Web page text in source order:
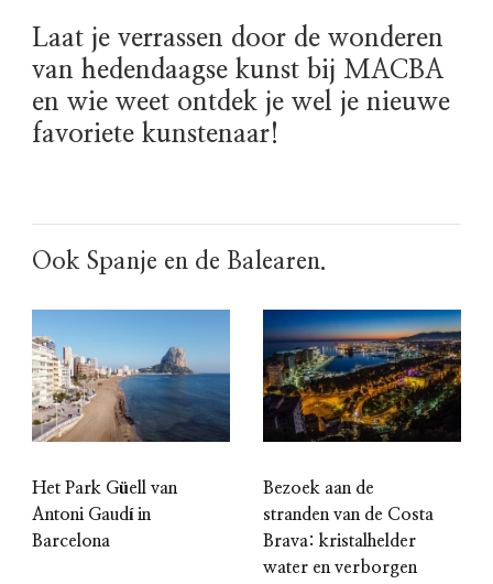
Laat je verrassen door de wonderen
van hedendaagse kunst bij MACBA
en wie weet ontdek je wel je nieuwe
favoriete kunstenaar!
Ook Spanje en de Balearen.
Het Park Güell van
Antoni Gaudí in
Barcelona
Bezoek aan de
stranden van de Costa
Brava: kristalhelder
water en verborgen